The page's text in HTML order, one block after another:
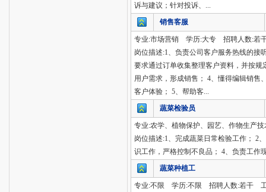
诉与建议；针对投诉、...
销售客服
专业:市场营销 学历:大专 招聘人数:若
岗位描述:1、负责公司客户服务热线的接
要求通过订单收集整理客户资料，并按
用户需求，形成销售； 4、懂得编辑销售
客户体验； 5、帮助客...
蔬菜检验员
专业:农学、植物保护、园艺、作物生
岗位描述:1、完成蔬菜日常检验工作； 2
识工作，严格控制不良品； 4、负责工作
蔬菜种植工
专业:不限 学历:不限 招聘人数:若干